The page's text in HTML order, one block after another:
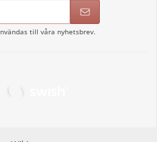
till våra nyhetsbrev.